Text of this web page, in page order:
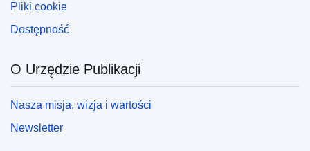
Pliki cookie
Dostępność
O Urzędzie Publikacji
Nasza misja, wizja i wartości
Newsletter